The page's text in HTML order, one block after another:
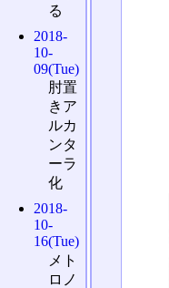
る
2018-
10-
09(Tue)
肘置
きア
ルカ
ンタ
ーラ
化
2018-
10-
16(Tue)
メト
ロノ